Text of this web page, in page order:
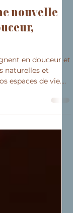
nouvelle
en douceur et
naturelles et
à créer un lieu
et votre